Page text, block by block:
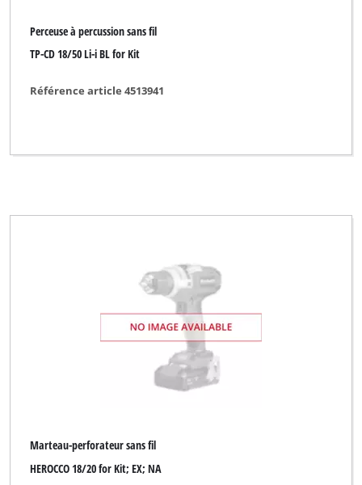
Perceuse à percussion sans fil
TP-CD 18/50 Li-i BL for Kit
Référence article 4513941
Marteau-perforateur sans fil
HEROCCO 18/20 for Kit; EX; NA